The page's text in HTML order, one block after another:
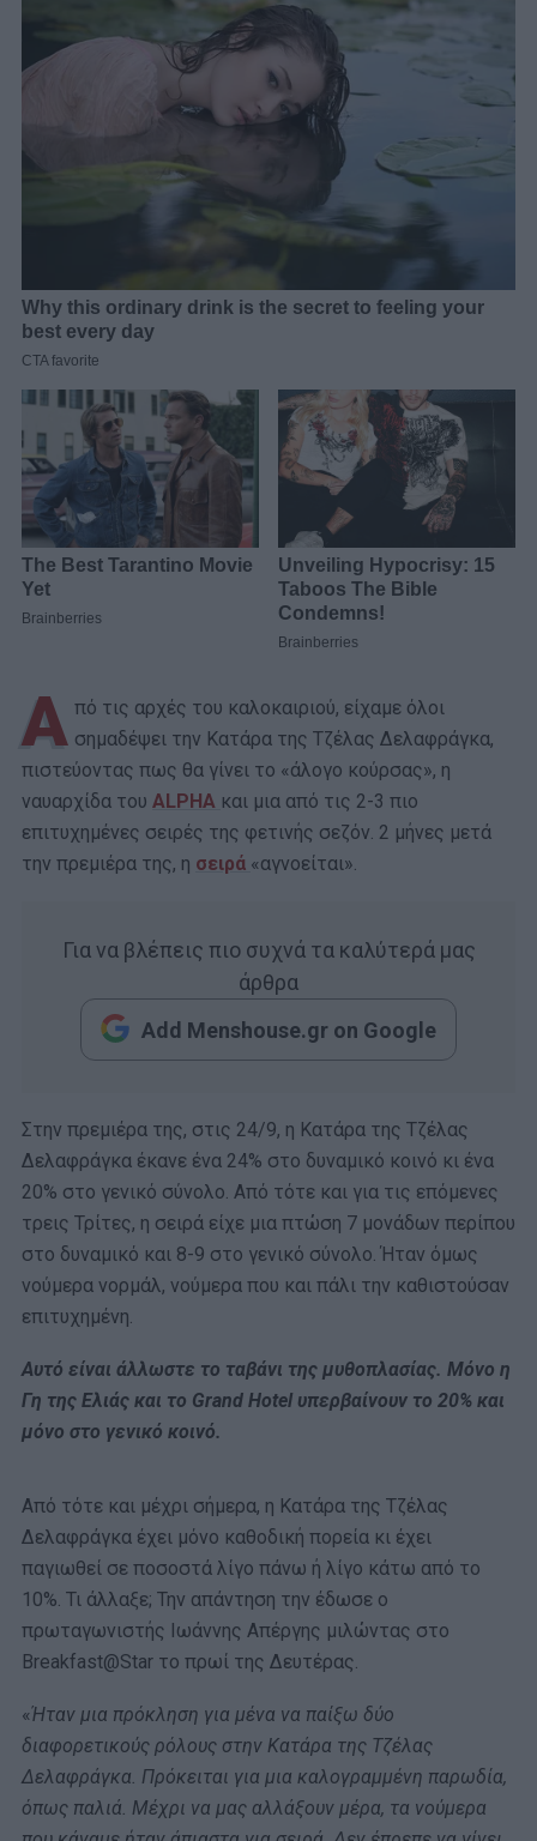
Α πό τις αρχές του καλοκαιριού, είχαμε όλοι
σημαδέψει την Κατάρα της Τζέλας Δελαφράγκα,
πιστεύοντας πως θα γίνει το «άλογο κούρσας», η
ναυαρχίδα του ALPHA και μια από τις 2-3 πιο
επιτυχημένες σειρές της φετινής σεζόν. 2 μήνες μετά
την πρεμιέρα της, η σειρά «αγνοείται».
Για να βλέπεις πιο συχνά τα καλύτερά μας
άρθρα
Add Menshouse.gr on Google
Στην πρεμιέρα της, στις 24/9, η Κατάρα της Τζέλας
Δελαφράγκα έκανε ένα 24% στο δυναμικό κοινό κι ένα
20% στο γενικό σύνολο. Από τότε και για τις επόμενες
τρεις Τρίτες, η σειρά είχε μια πτώση 7 μονάδων περίπου
στο δυναμικό και 8-9 στο γενικό σύνολο. Ήταν όμως
νούμερα νορμάλ, νούμερα που και πάλι την καθιστούσαν
επιτυχημένη.
Αυτό είναι άλλωστε το ταβάνι της μυθοπλασίας. Μόνο η
Γη της Ελιάς και το Grand Hotel υπερβαίνουν το 20% και
μόνο στο γενικό κοινό.
Από τότε και μέχρι σήμερα, η Κατάρα της Τζέλας
Δελαφράγκα έχει μόνο καθοδική πορεία κι έχει
παγιωθεί σε ποσοστά λίγο πάνω ή λίγο κάτω από το
10%. Τι άλλαξε; Την απάντηση την έδωσε ο
πρωταγωνιστής Ιωάννης Απέργης μιλώντας στο
Breakfast@Star το πρωί της Δευτέρας.
«Ήταν μια πρόκληση για μένα να παίξω δύο
διαφορετικούς ρόλους στην Κατάρα της Τζέλας
Δελαφράγκα. Πρόκειται για μια καλογραμμένη παρωδία,
όπως παλιά. Μέχρι να μας αλλάξουν μέρα, τα νούμερα